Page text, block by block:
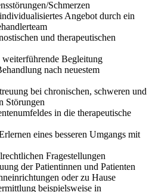
Schmerzen
Angebot durch ein
und therapeutischen
Begleitung
nach neuestem
bei chronischen, schweren und
Störungen
in die therapeutische
eines besseren Umgangs mit
Fragestellungen
der Patientinnen und Patienten
oder zu Hause
beispielsweise in